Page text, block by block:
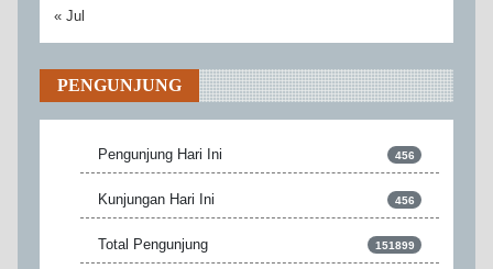
« Jul
PENGUNJUNG
Pengunjung Hari Ini 456
Kunjungan Hari Ini 456
Total Pengunjung 151899